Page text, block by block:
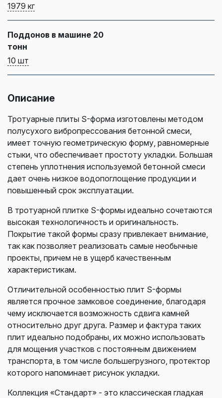
1979 кг
Поддонов в машине 20
тонн
10 шт
Описание
Тротуарные плиты S-форма изготовлены методом
полусухого вибропрессования бетонной смеси,
имеет точную геометрическую форму, равномерные
стыки, что обеспечивает простоту укладки. Большая
степень уплотнения используемой бетонной смеси
дает очень низкое водопоглощение продукции и
повышенный срок эксплуатации.
В тротуарной плитке S-формы идеально сочетаются
высокая технологичность и оригинальность.
Покрытие такой формы сразу привлекает внимание,
так как позволяет реализовать самые необычные
проекты, причем не в ущерб качественным
характеристикам.
Отличительной особенностью плит S-формы
является прочное замковое соединение, благодаря
чему исключается возможность сдвига камней
относительно друг друга. Размер и фактура таких
плит идеально подобраны, их можно использовать
для мощения участков с постоянным движением
транспорта, в том числе большегрузного, протектор
которого напоминает рисунок укладки.
Коллекция «Стандарт» - это классическая гладкая